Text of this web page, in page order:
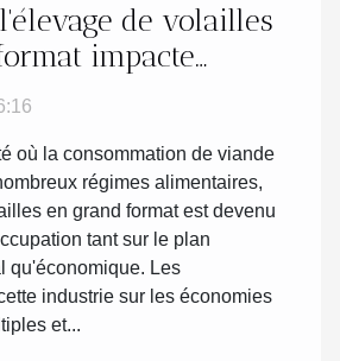
de volailles
impacte
où la consommation de viande
régimes alimentaires,
en grand format est devenu
tant sur le plan
qu'économique. Les
industrie sur les économies
et...